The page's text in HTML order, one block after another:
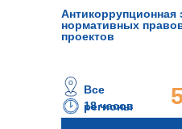
Антикоррупционная
нормативных
проектов
18 часов
Все
регионы